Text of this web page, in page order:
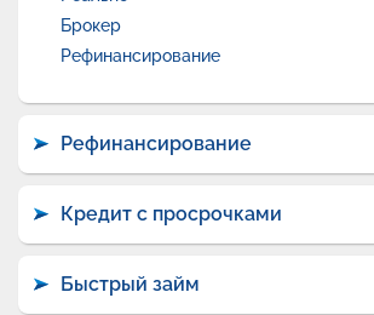
Брокер
Рефинансирование
Рефинансирование
Кредит с просрочками
Быстрый займ